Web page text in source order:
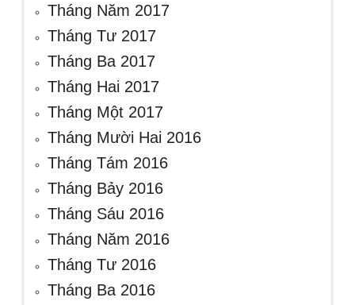
Tháng Năm 2017
Tháng Tư 2017
Tháng Ba 2017
Tháng Hai 2017
Tháng Một 2017
Tháng Mười Hai 2016
Tháng Tám 2016
Tháng Bảy 2016
Tháng Sáu 2016
Tháng Năm 2016
Tháng Tư 2016
Tháng Ba 2016